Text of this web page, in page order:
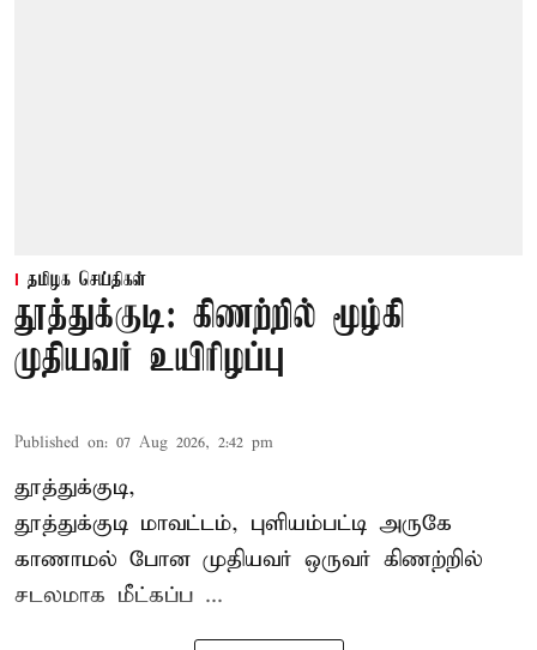
தமிழக செய்திகள்
தூத்துக்குடி: கிணற்றில் மூழ்கி
முதியவர் உயிரிழப்பு
Published on: 07 Aug 2026, 2:42 pm
தூத்துக்குடி,
தூத்துக்குடி மாவட்டம், புளியம்பட்டி அருகே
காணாமல் போன முதியவர் ஒருவர் கிணற்றில்
சடலமாக மீட்கப்ப ...